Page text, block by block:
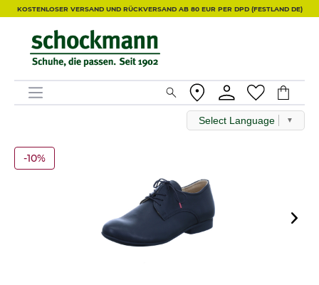
KOSTENLOSER VERSAND UND RÜCKVERSAND AB 80 EUR PER DPD (FESTLAND DE)
Select Language ▼
-10%